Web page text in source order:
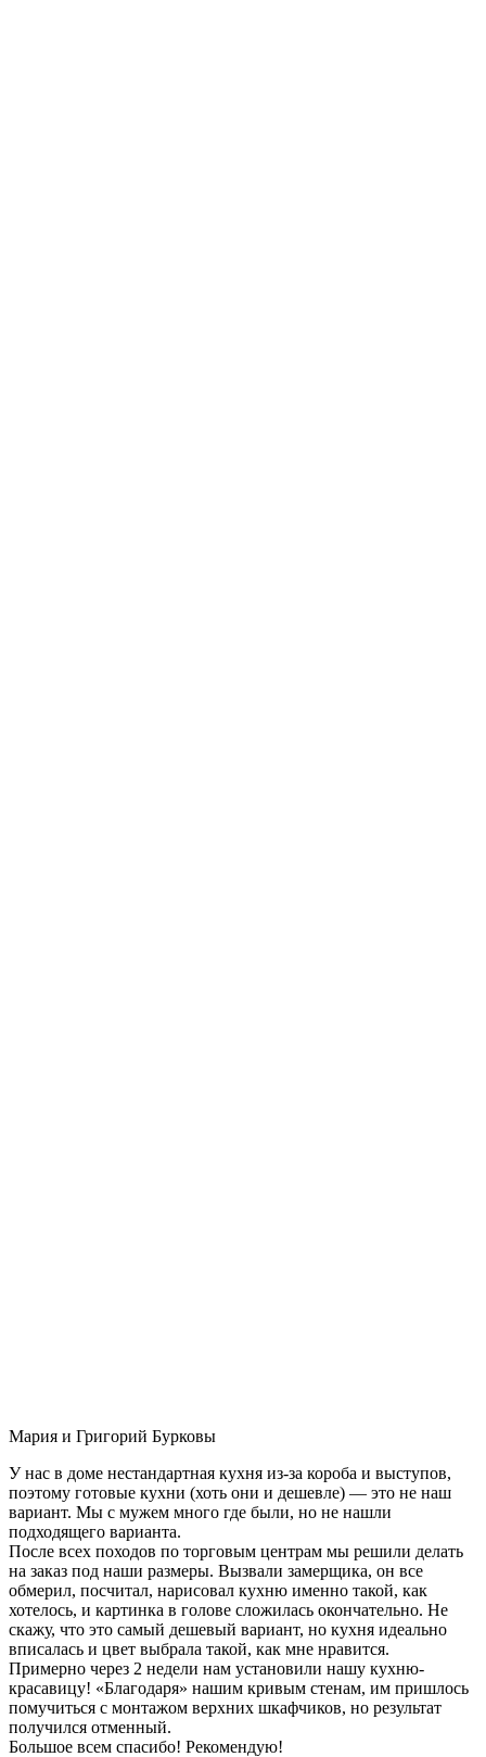
Мария и Григорий Бурковы
У нас в доме нестандартная кухня из-за короба и выступов,
поэтому готовые кухни (хоть они и дешевле) — это не наш
вариант. Мы с мужем много где были, но не нашли
подходящего варианта.
После всех походов по торговым центрам мы решили делать
на заказ под наши размеры. Вызвали замерщика, он все
обмерил, посчитал, нарисовал кухню именно такой, как
хотелось, и картинка в голове сложилась окончательно. Не
скажу, что это самый дешевый вариант, но кухня идеально
вписалась и цвет выбрала такой, как мне нравится.
Примерно через 2 недели нам установили нашу кухню-
красавицу! «Благодаря» нашим кривым стенам, им пришлось
помучиться с монтажом верхних шкафчиков, но результат
получился отменный.
Большое всем спасибо! Рекомендую!